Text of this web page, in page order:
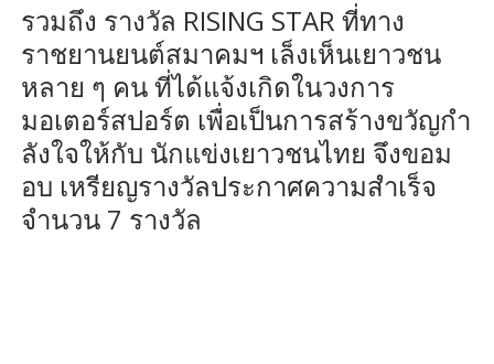
รวมถึง รางวัล RISING STAR ที่ทาง
ราชยานยนต์สมาคมฯ เล็งเห็นเยาวชน
หลาย ๆ คน ที่ได้แจ้งเกิดในวงการ
มอเตอร์สปอร์ต เพื่อเป็นการสร้างขวัญกํา
ลังใจให้กับ นักแข่งเยาวชนไทย จึงขอม
อบ เหรียญรางวัลประกาศความสําเร็จ
จำนวน 7 รางวัล